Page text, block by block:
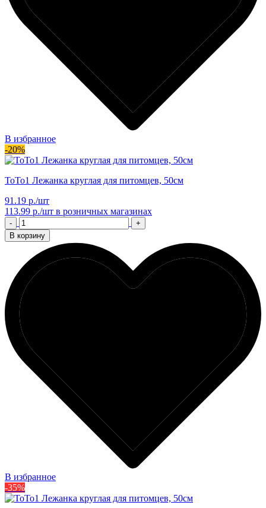
В избранное
-20%
ТоТо1 Лежанка круглая для питомцев, 50см
91.19 р./шт
113.99 р./шт в розничных магазинах
-
+
В корзину
В избранное
-35%